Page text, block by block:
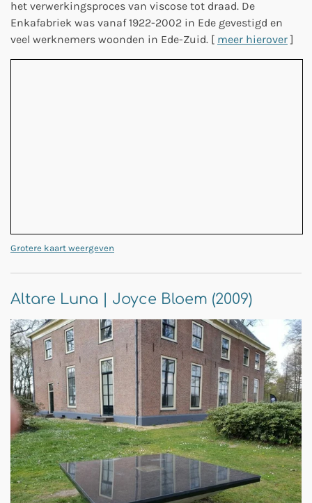
het verwerkingsproces van viscose tot draad. De
Enkafabriek was vanaf 1922-2002 in Ede gevestigd en
veel werknemers woonden in Ede-Zuid. [ meer hierover]
Grotere kaart weergeven
Altare Luna | Joyce Bloem (2009)